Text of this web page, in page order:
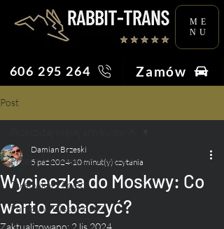
ME
NU
606 295 264 Zamów
Post
Przeczytaj więcej artykułów ✍︎
Taksówkarz Poleca
Porady & Ciekawostki
Wycieczka do Moskwy: Co
warto zobaczyć?
Damian Brzeski
5 paź 2024 10 minut(y) czytania
Zaktualizowano: 2 lis 2024